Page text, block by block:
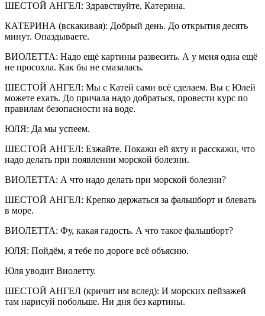
ШЕСТОЙ АНГЕЛ: Здравствуйте, Катерина.
КАТЕРИНА (вскакивая): Добрый день. До открытия десять
минут. Опаздываете.
ВИОЛЕТТА: Надо ещё картины развесить. А у меня одна ещё
не просохла. Как бы не смазалась.
ШЕСТОЙ АНГЕЛ: Мы с Катей сами всё сделаем. Вы с Юлей
можете ехать. До причала надо добраться, провести курс по
правилам безопасности на воде.
ЮЛЯ: Да мы успеем.
ШЕСТОЙ АНГЕЛ: Езжайте. Покажи ей яхту и расскажи, что
надо делать при появлении морской болезни.
ВИОЛЕТТА: А что надо делать при морской болезни?
ШЕСТОЙ АНГЕЛ: Крепко держаться за фальшборт и блевать
в море.
ВИОЛЕТТА: Фу, какая гадость. А что такое фальшборт?
ЮЛЯ: Пойдём, я тебе по дороге всё объясню.
Юля уводит Виолетту.
ШЕСТОЙ АНГЕЛ (кричит им вслед): И морских пейзажей
там нарисуй побольше. Ни дня без картины.